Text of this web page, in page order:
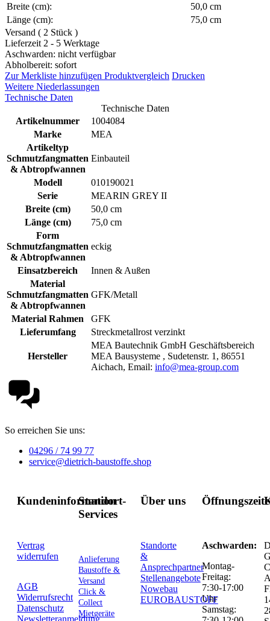
Breite (cm):
50,0 cm
Länge (cm):
75,0 cm
Versand ( 2 Stück )
Lieferzeit 2 - 5 Werktage
Aschwarden: nicht verfügbar
Abholbereit: sofort
Zur Merkliste hinzufügen Produktvergleich Drucken
Weitere Niederlassungen
Technische Daten
Technische Daten
Artikelnummer
1004084
Marke
MEA
Artikeltyp
Schmutzfangmatten
& Abtropfwannen
Einbauteil
Modell
010190021
Serie
MEARIN GREY II
Breite (cm)
50,0 cm
Länge (cm)
75,0 cm
Form
Schmutzfangmatten
& Abtropfwannen
eckig
Einsatzbereich
Innen & Außen
Material
Schmutzfangmatten
& Abtropfwannen
GFK/Metall
Material Rahmen
GFK
Lieferumfang
Streckmetallrost verzinkt
Hersteller
MEA Bautechnik GmbH Geschäftsbereich
MEA Bausysteme , Sudetenstr. 1, 86551
Aichach, Email: info@mea-group.com
So erreichen Sie uns:
04296 / 74 99 77
service@dietrich-baustoffe.shop
Kundeninformation
Vertrag
widerrufen
AGB
Widerrufsrecht
Datenschutz
Standort-
Services
Anlieferung
Baustoffe &
Versand
Click &
Collect
Mietgeräte
Über uns
Standorte
&
Ansprechpartner
Stellenangebote
Nowebau
EUROBAUSTOFF
Aschwarden:
Montag-
Freitag:
7:30-17:00
Uhr
Samstag: